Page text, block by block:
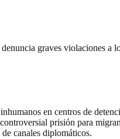
graves violaciones a
en centros de
prisión para
canales diplomáticos.